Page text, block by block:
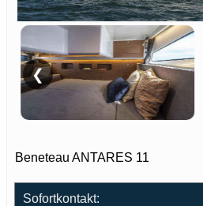
❮
Beneteau ANTARES 11
Sofortkontakt: